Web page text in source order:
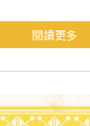
閱讀更多